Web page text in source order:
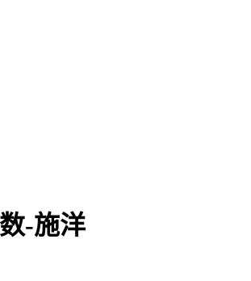
-施洋